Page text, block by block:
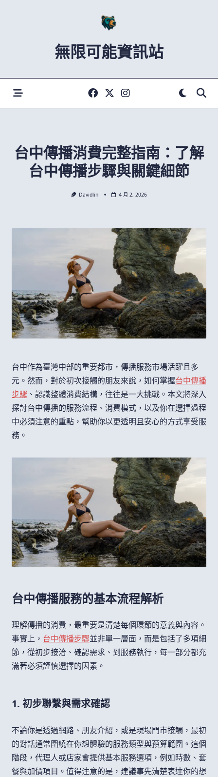
無限可能資訊站
台中傳播消費完整指南：了解
台中傳播步驟與關鍵細節
Davidlin 4 月 2, 2026
台中作為臺灣中部的重要都市，傳播服務市場活躍且多
元。然而，對於初次接觸的朋友來說，如何掌握台中傳播
步驟 、認識整體消費結構，往往是一大挑戰。本文將深入
探討台中傳播的服務流程、消費模式，以及你在選擇過程
中必須注意的重點，幫助你以更透明且安心的方式享受服
務。
台中傳播服務的基本流程解析
理解傳播的消費，最重要是清楚每個環節的意義與內容。
事實上， 台中傳播步驟並非單一層面，而是包括了多項細
節，從初步接洽、確認需求、到服務執行，每一部分都充
滿著必須謹慎選擇的因素。
1. 初步聯繫與需求確認
不論你是透過網路、朋友介紹，或是現場門市接觸，最初
的對話通常圍繞在你想體驗的服務類型與預算範圍。這個
階段，代理人或店家會提供基本服務選項，例如時數、套
餐與加價項目。值得注意的是，建議事先清楚表達你的想